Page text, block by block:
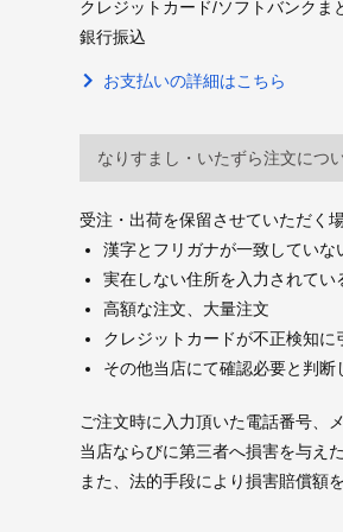
クレジットカード/ソフトバンク
銀行振込
お支払いの詳細はこちら
なりすまし・いたずら注文につ
受注・出荷を保留させていただく
漢字とフリガナが一致していな
実在しない住所を入力されてい
高額な注文、大量注文
クレジットカードが不正検知に
その他当店にて確認必要と判断
ご注文時に入力頂いた電話番号、
当店ならびに第三者へ損害を与え
また、法的手段により損害賠償額